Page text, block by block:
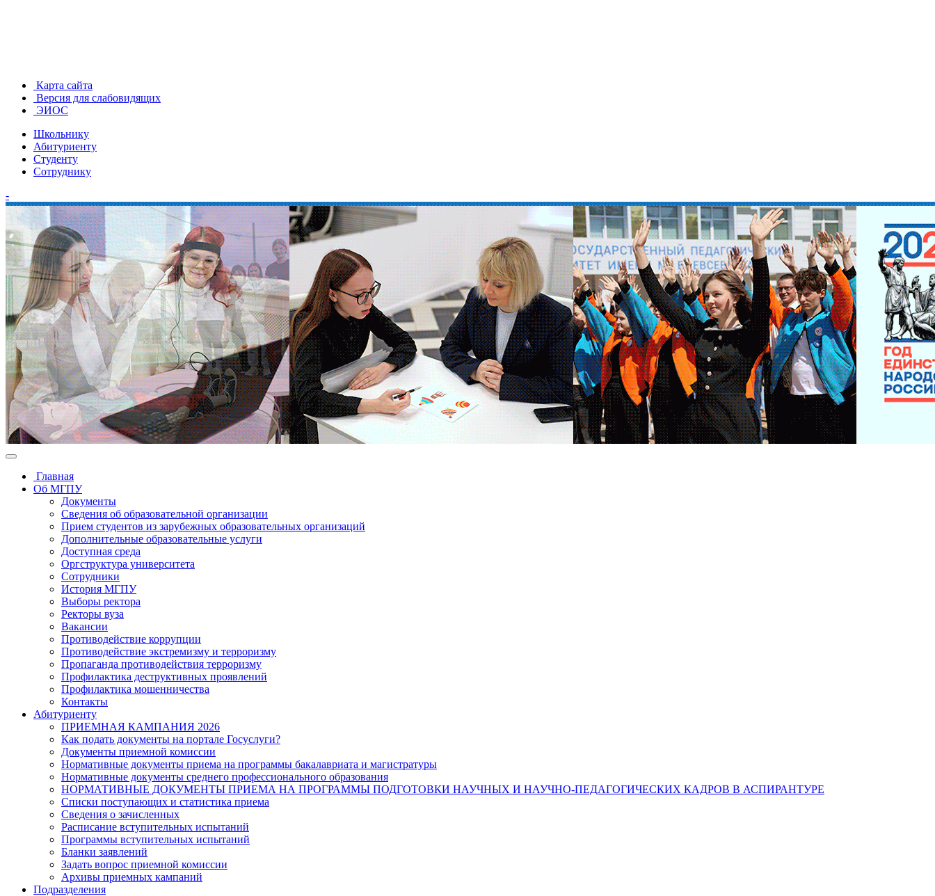
Карта сайта
Версия для слабовидящих
ЭИОС
Школьнику
Абитуриенту
Студенту
Сотруднику
-
Главная
Об МГПУ
Документы
Сведения об образовательной организации
Прием студентов из зарубежных образовательных организаций
Дополнительные образовательные услуги
Доступная среда
Оргструктура университета
Сотрудники
История МГПУ
Выборы ректора
Ректоры вуза
Вакансии
Противодействие коррупции
Противодействие экстремизму и терроризму
Пропаганда противодействия терроризму
Профилактика деструктивных проявлений
Профилактика мошенничества
Контакты
Абитуриенту
ПРИЕМНАЯ КАМПАНИЯ 2026
Как подать документы на портале Госуслуги?
Документы приемной комиссии
Нормативные документы приема на программы бакалавриата и магистратуры
Нормативные документы среднего профессионального образования
НОРМАТИВНЫЕ ДОКУМЕНТЫ ПРИЕМА НА ПРОГРАММЫ ПОДГОТОВКИ НАУЧНЫХ И НАУЧНО-ПЕДАГОГИЧЕСКИХ КАДРОВ В АСПИРАНТУРЕ
Списки поступающих и статистика приема
Сведения о зачисленных
Расписание вступительных испытаний
Программы вступительных испытаний
Бланки заявлений
Задать вопрос приемной комиссии
Архивы приемных кампаний
Подразделения